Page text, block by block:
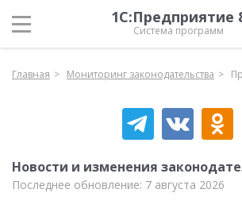
1С:Предприятие
Система программ
Главная Мониторинг законодательства
Новости и изменения
Последнее обновление: 7 августа 2026